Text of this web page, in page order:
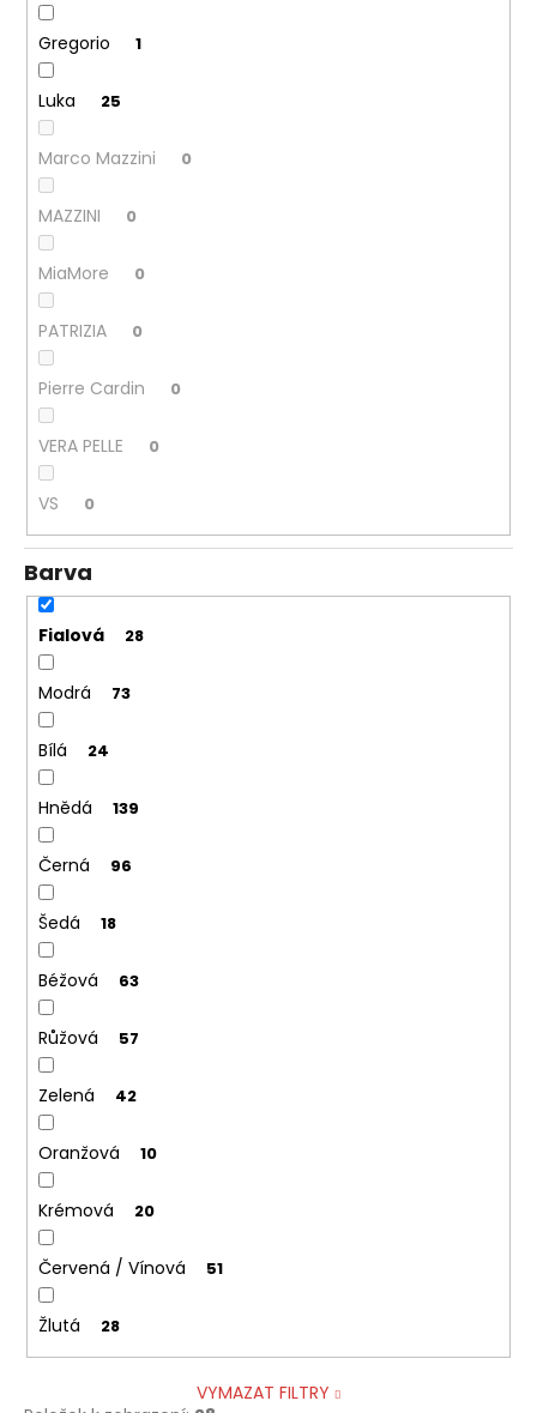
Gregorio 1
Luka 25
Marco Mazzini 0
MAZZINI 0
MiaMore 0
PATRIZIA 0
Pierre Cardin 0
VERA PELLE 0
VS 0
Barva
Fialová 28
Modrá 73
Bílá 24
Hnědá 139
Černá 96
Šedá 18
Béžová 63
Růžová 57
Zelená 42
Oranžová 10
Krémová 20
Červená / Vínová 51
Žlutá 28
VYMAZAT FILTRY